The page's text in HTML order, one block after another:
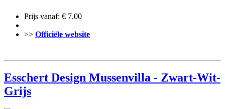
Prijs vanaf: € 7.00
>> Officiële website
Esschert Design Mussenvilla - Zwart-Wit-
Grijs